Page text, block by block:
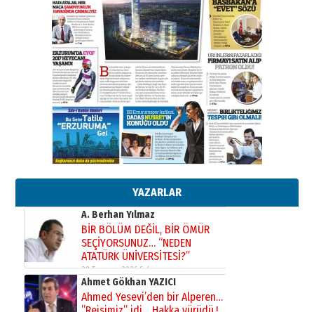
YAZARLAR
31 Mart 2026 Salı
A. Berhan Yılmaz
BİR BÖLÜM DEĞİL, BİR ÖMÜR
SEÇİYORSUNUZ… “NEDEN
ATATÜRK ÜNİVERSİTESİ?”
28 Temmuz 2026 Salı
Ahmet Gökhan YAZICI
Ahmed Yesevi’den bir Alperen…
”Reisimiz” idi… Hakka yürüdü.!
26 Mart 2026 Perşembe
Cem Bakırcı
Ardında bıraktığı hatıralarıyla
gönül adamı Faruk Terzioğlu!
13 Mayıs 2026 Çarşamba
Esat BİNDESEN
Başkan Sekmen’den Erzurum’a
bir vizyon proje daha!
02 Ağustos 2026 Pazar
Kadir SABUNCUOĞLU
Erzurumspor’un köşe taşları